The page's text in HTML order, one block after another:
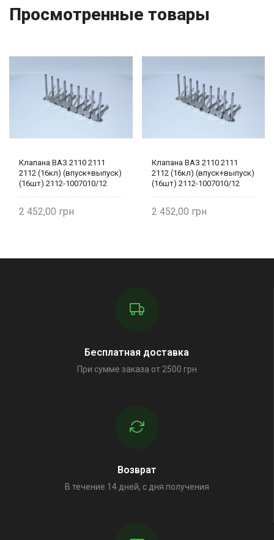
Просмотренные товары
Клапана ВАЗ 2110 2111
2112 (16кл) (впуск+выпуск)
(16шт) 2112-1007010/12
2 452,00
Клапана ВАЗ 2110 2111
2112 (16кл) (впуск+выпуск)
(16шт) 2112-1007010/12
2 452,00
Бесплатная доставка
При сумме заказа от 2500 грн
Возврат
В течение 14 дней, с дня получения